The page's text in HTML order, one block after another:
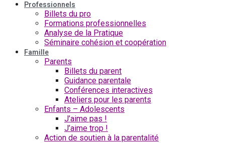
Professionnels
Billets du pro
Formations professionnelles
Analyse de la Pratique
Séminaire cohésion et coopération
Famille
Parents
Billets du parent
Guidance parentale
Conférences interactives
Ateliers pour les parents
Enfants – Adolescents
J’aime pas !
J’aime trop !
Action de soutien à la parentalité